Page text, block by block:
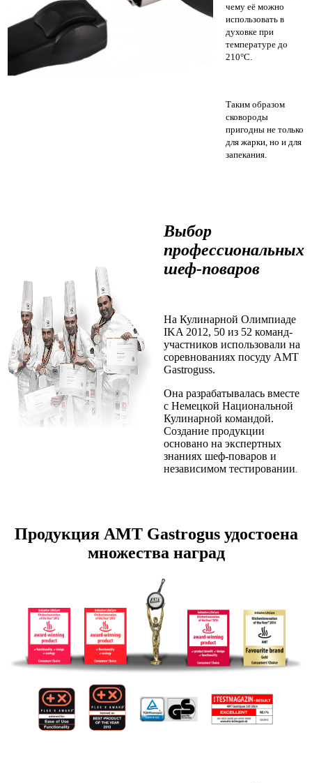
чему её можно
использовать в
духовке при
температуре до
210°С.
Таким образом
сковороды
пригодны не только
для жарки, но и для
запекания.
Выбор
профессиональных
шеф-поваров
На Кулинарной Олимпиаде
IKA 2012, 50 из 52 команд-
участников использовали на
соревнованиях посуду AMT
Gastroguss.
Она разрабатывалась вместе
с Немецкой Национальной
Кулинарной командой.
Создание продукции
основано на экспертных
знаниях шеф-поваров и
независимом тестировании
Продукция AMT Gastrogus удостоена
множества наград